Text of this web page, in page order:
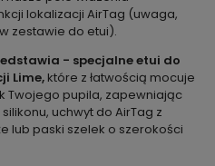
lokalizacji AirTag (uwaga,
zestawie do etui).
- specjalne etui do
Lime, które z łatwością mocuje
Twojego pupila, zapewniając
uchwyt do AirTag z
lub paski szelek o szerokości